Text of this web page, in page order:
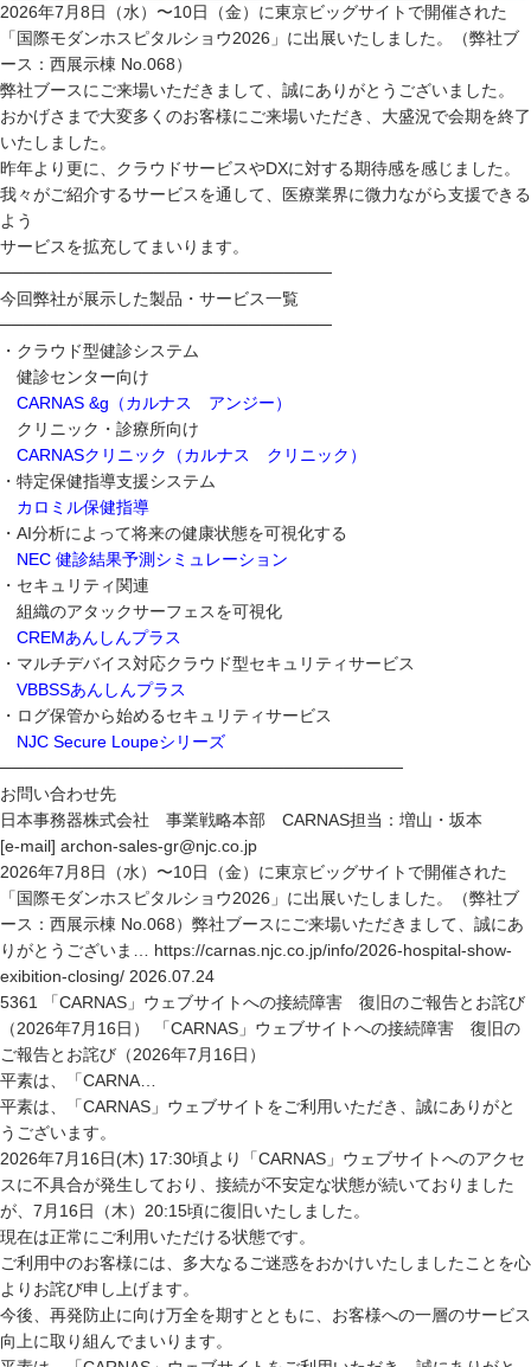
2026年7月8日（水）〜10日（金）に東京ビッグサイトで開催された
「国際モダンホスピタルショウ2026」に出展いたしました。（弊社ブ
ース：西展示棟 No.068）
弊社ブースにご来場いただきまして、誠にありがとうございました。
おかげさまで大変多くのお客様にご来場いただき、大盛況で会期を終了
いたしました。
昨年より更に、クラウドサービスやDXに対する期待感を感じました。
我々がご紹介するサービスを通して、医療業界に微力ながら支援できる
よう
サービスを拡充してまいります。
────────────────────────────
今回弊社が展示した製品・サービス一覧
────────────────────────────
・クラウド型健診システム
健診センター向け
CARNAS &g（カルナス アンジー）
クリニック・診療所向け
CARNASクリニック（カルナス クリニック）
・特定保健指導支援システム
カロミル保健指導
・AI分析によって将来の健康状態を可視化する
NEC 健診結果予測シミュレーション
・セキュリティ関連
組織のアタックサーフェスを可視化
CREMあんしんプラス
・マルチデバイス対応クラウド型セキュリティサービス
VBBSSあんしんプラス
・ログ保管から始めるセキュリティサービス
NJC Secure Loupeシリーズ
──────────────────────────────────
お問い合わせ先
日本事務器株式会社 事業戦略本部 CARNAS担当：増山・坂本
[e-mail] archon-sales-gr@njc.co.jp
2026年7月8日（水）〜10日（金）に東京ビッグサイトで開催された
「国際モダンホスピタルショウ2026」に出展いたしました。（弊社ブ
ース：西展示棟 No.068）弊社ブースにご来場いただきまして、誠にあ
りがとうございま… https://carnas.njc.co.jp/info/2026-hospital-show-
exibition-closing/ 2026.07.24
5361 「CARNAS」ウェブサイトへの接続障害 復旧のご報告とお詫び
（2026年7月16日） 「CARNAS」ウェブサイトへの接続障害 復旧の
ご報告とお詫び（2026年7月16日）
平素は、「CARNA…
平素は、「CARNAS」ウェブサイトをご利用いただき、誠にありがと
うございます。
2026年7月16日(木) 17:30頃より「CARNAS」ウェブサイトへのアクセ
スに不具合が発生しており、接続が不安定な状態が続いておりました
が、7月16日（木）20:15頃に復旧いたしました。
現在は正常にご利用いただける状態です。
ご利用中のお客様には、多大なるご迷惑をおかけいたしましたことを心
よりお詫び申し上げます。
今後、再発防止に向け万全を期すとともに、お客様への一層のサービス
向上に取り組んでまいります。